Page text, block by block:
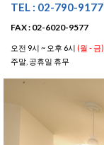
TEL : 02-790-9177
FAX : 02-6020-9577
오전 9시 ~ 오후 6시 (월 - 금)
주말, 공휴일 휴무